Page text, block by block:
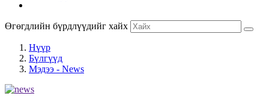
Өгөгдлийн бүрдлүүдийг хайх
Нүүр
Бүлгүүд
Мэдээ - News